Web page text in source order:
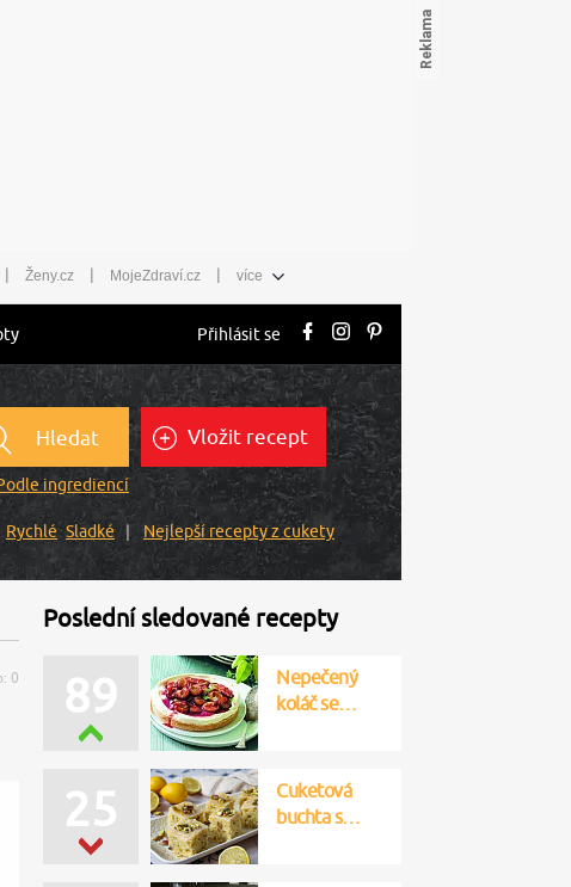
| Ženy.cz | MojeZdraví.cz | více
Přihlásit se
Hledat
ingrediencí
Vložit recept
Rychlé Sladké
Nejlepší recepty z cukety
0
Poslední sledované recepty
89
Nepečený
koláč se…
25
Cuketová
buchta s…